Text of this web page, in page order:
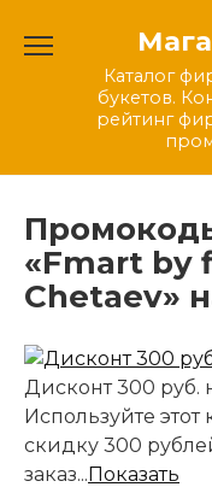
содержаниюКаталог
букетов.
рейтинг
«Fmart by
Chetaev»
Дисконт 300 руб.
Используйте
скидку 300
заказ...Показать